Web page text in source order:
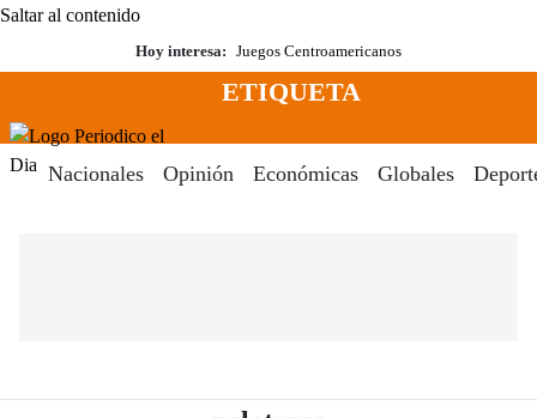
Saltar al contenido
Hoy interesa: Juegos Centroamericanos
Menú
ETIQUETA
Nacionales Opinión Económicas Globales